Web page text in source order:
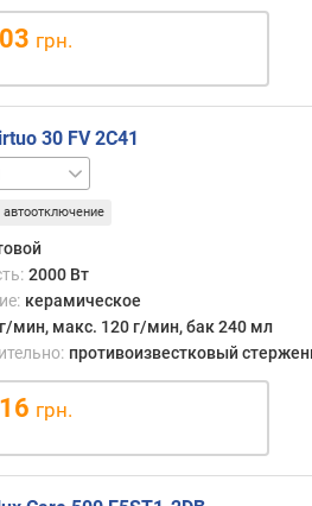
грн.
30 FV 2C41
автоотключение
2000 Вт
керамическое
мин, макс. 120 г/мин, бак 240 мл
противоизвестковый
грн.